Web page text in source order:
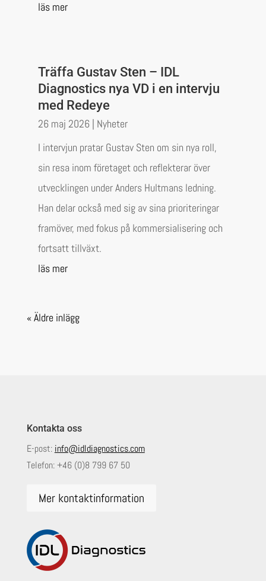
läs mer
Träffa Gustav Sten – IDL
Diagnostics nya VD i en intervju
med Redeye
26 maj 2026| Nyheter
I intervjun pratar Gustav Sten om sin nya roll,
sin resa inom företaget och reflekterar över
utvecklingen under Anders Hultmans ledning.
Han delar också med sig av sina prioriteringar
framöver, med fokus på kommersialisering och
fortsatt tillväxt.
läs mer
« Äldre inlägg
Kontakta oss
E-post: info@idldiagnostics.com
Telefon:+46 (0)8 799 67 50
Mer kontaktinformation